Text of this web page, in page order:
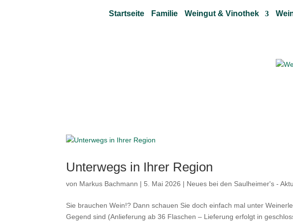
Startseite Familie Weingut & Vinothek
Unterwegs in Ihrer Region
von Markus Bachmann | 5. Mai 2026 | Neues bei den Saulheimer's -
Sie brauchen Wein!? Dann schauen Sie doch einfach mal unter
Gegend sind (Anlieferung ab 36 Flaschen – Lieferung erfolgt in